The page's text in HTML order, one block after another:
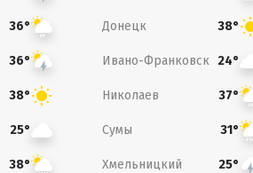
36° Донецк 38°
36° Ивано-Франковск 24°
38° Николаев 37°
25° Сумы 31°
38° Хмельницкий 25°